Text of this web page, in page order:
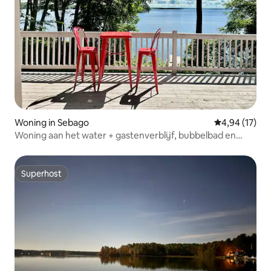
Woning in Sebago Gemiddelde
4,94 (17)
Woning aan het water + gastenverblijf, bubbelbad en
Superhost
Superhost